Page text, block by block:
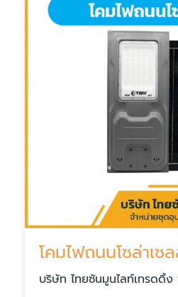
โคมไฟถนนโซล่าเซ
บริษัท ไทยซันมูนไลท์เทรดดิ้ง